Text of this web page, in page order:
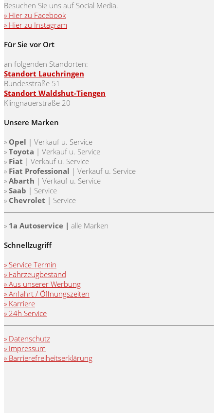
Besuchen Sie uns auf Social Media.
» Hier zu Facebook
» Hier zu Instagram
Für Sie vor Ort
an folgenden Standorten:
Standort Lauchringen
Bundesstraße 51
Standort Waldshut-Tiengen
Klingnauerstraße 20
Unsere Marken
» Opel | Verkauf u. Service
» Toyota | Verkauf u. Service
» Fiat | Verkauf u. Service
» Fiat Professional | Verkauf u. Service
» Abarth | Verkauf u. Service
» Saab | Service
» Chevrolet | Service
» 1a Autoservice | alle Marken
Schnellzugriff
» Service Termin
» Fahrzeugbestand
» Aus unserer Werbung
» Anfahrt / Öffnungszeiten
» Karriere
» 24h Service
» Datenschutz
» Impressum
» Barrierefreiheitserklärung